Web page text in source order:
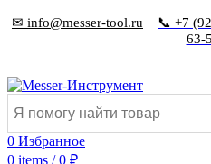
✉ info@messer-tool.ru 📞 +7
63-
0 Избранное
0 items / 0 ₽